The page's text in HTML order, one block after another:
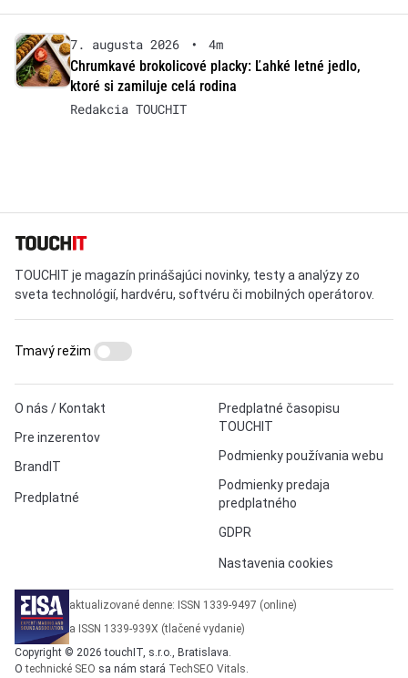
7. augusta 2026 •
4m
Chrumkavé brokolicové placky: Ľahké letné jedlo,
ktoré si zamiluje celá rodina
Redakcia TOUCHIT
TOUCHIT je magazín prinášajúci novinky, testy a analýzy zo
sveta technológií, hardvéru, softvéru či mobilných operátorov.
O nás / Kontakt
Pre inzerentov
BrandIT
Predplatné
Predplatné časopisu
TOUCHIT
Podmienky používania webu
Podmienky predaja
predplatného
GDPR
Nastavenia cookies
Tmavý režim
aktualizované denne: ISSN 1339-9497 (online)
a ISSN 1339-939X (tlačené vydanie)
Copyright © 2026 touchIT, s.r.o., Bratislava.
Otechnické SEO sa nám stará TechSEO Vitals